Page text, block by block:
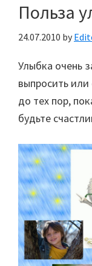
родителей.
Польза
24.07.2010 by
Улыбка очень
выпросить
до тех пор,
будьте